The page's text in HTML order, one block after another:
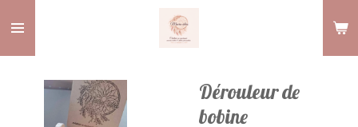
au
contenu
Dérouleur de
bobine